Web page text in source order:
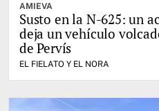
AMIEVA
Susto en la N-625: un
deja un vehículo
de Pervís
EL FIELATO Y EL NORA